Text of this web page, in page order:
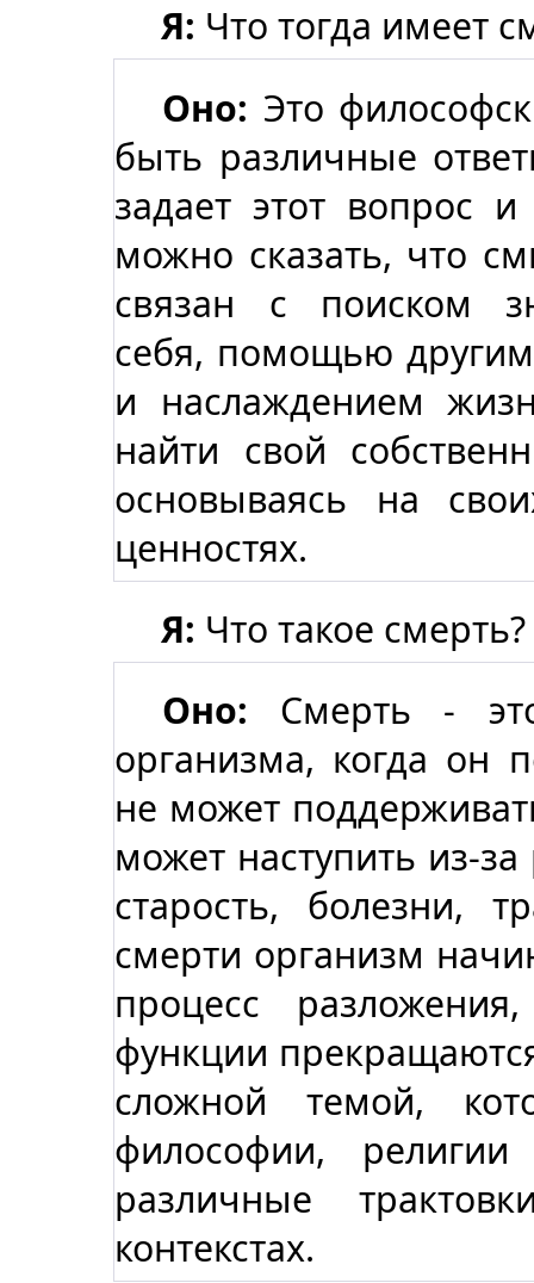
Я: Что тогда имеет
Оно: Это
быть различные
задает этот вопрос
можно сказать, что
связан с поиском
себя, помощью
и наслаждением
найти свой
основываясь на
ценностях.
Я: Что такое смерть?
Оно: Смерть -
организма, когда он
не может
может наступить из-
старость, болезни,
смерти организм
процесс
функции
сложной темой,
философии,
различные
контекстах.